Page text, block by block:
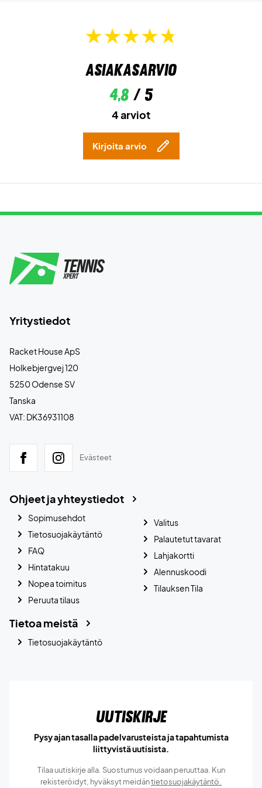
Asiakasarvio
4,8 / 5
4 arviot
Kirjoita arvio
Yritystiedot
Racket House ApS
Holkebjergvej 120
5250 Odense SV
Tanska
VAT: DK36931108
Evästeet
Ohjeet ja yhteystiedot
Sopimusehdot
Tietosuojakäytäntö
FAQ
Hintatakuu
Nopea toimitus
Peruuta tilaus
Valitus
Palautetut tavarat
Lahjakortti
Alennuskoodi
Tilauksen Tila
Tietoa meistä
Tietosuojakäytäntö
Uutiskirje
Pysy ajan tasalla padelvarusteista ja tapahtumista
liittyvistä uutisista.
Tilaa uutiskirje alla. Suostumus voidaan peruuttaa. Kun
rekisteröidyt, hyväksyt meidäntietosuojakäytäntö.